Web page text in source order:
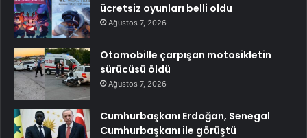
ücretsiz oyunları belli oldu
Ağustos 7, 2026
Otomobille çarpışan motosikletin
sürücüsü öldü
Ağustos 7, 2026
Cumhurbaşkanı Erdoğan, Senegal
Cumhurbaşkanı ile görüştü